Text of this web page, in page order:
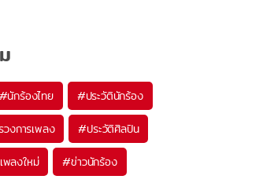
#นักร้องไทย #ประวัตินักร้อง
วงการเพลง #ประวัติศิลปิน
เพลงใหม่ #ข่าวนักร้อง